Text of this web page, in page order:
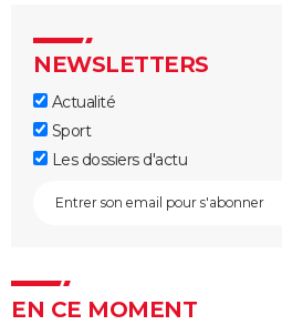
NEWSLETTERS
Actualité
Sport
Les dossiers d'actu
EN CE MOMENT